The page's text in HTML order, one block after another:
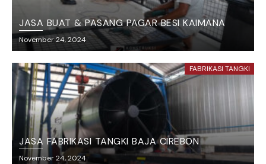
JASA BUAT & PASANG PAGAR BESI KAIMANA
November 24, 2024
FABRIKASI TANGKI
JASA FABRIKASI TANGKI BAJA CIREBON
November 24, 2024